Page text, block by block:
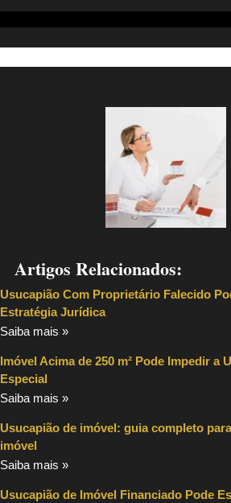
Artigos Relacionados:
Usucapião Com Proprietário Falecido
Estratégia Jurídica
Saiba mais »
Imóvel Acima de 250 m² Pode Impedir a
Especial
Saiba mais »
Usucapião de imóvel: guia completo
imóvel
Saiba mais »
Usucapião de Imóvel Financiado Pode